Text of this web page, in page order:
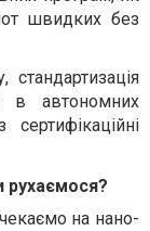
швидких без
в автономних
рухаємося?
на нано-